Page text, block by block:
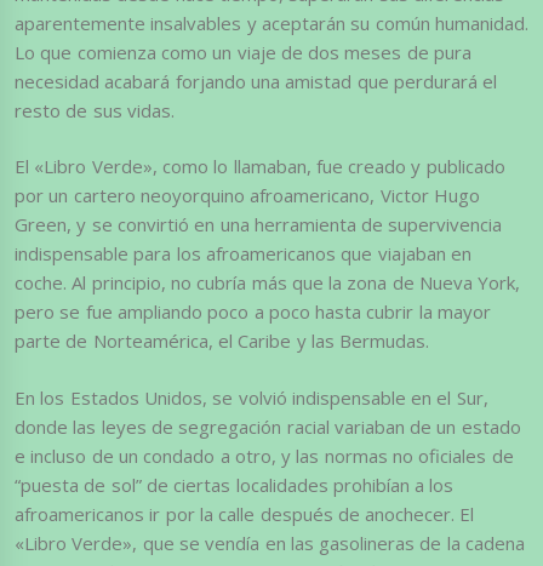
aparentemente insalvables y aceptarán su común humanidad.
Lo que comienza como un viaje de dos meses de pura
necesidad acabará forjando una amistad que perdurará el
resto de sus vidas.
El «Libro Verde», como lo llamaban, fue creado y publicado
por un cartero neoyorquino afroamericano, Victor Hugo
Green, y se convirtió en una herramienta de supervivencia
indispensable para los afroamericanos que viajaban en
coche. Al principio, no cubría más que la zona de Nueva York,
pero se fue ampliando poco a poco hasta cubrir la mayor
parte de Norteamérica, el Caribe y las Bermudas.
En los Estados Unidos, se volvió indispensable en el Sur,
donde las leyes de segregación racial variaban de un estado
e incluso de un condado a otro, y las normas no oficiales de
“puesta de sol” de ciertas localidades prohibían a los
afroamericanos ir por la calle después de anochecer. El
«Libro Verde», que se vendía en las gasolineras de la cadena